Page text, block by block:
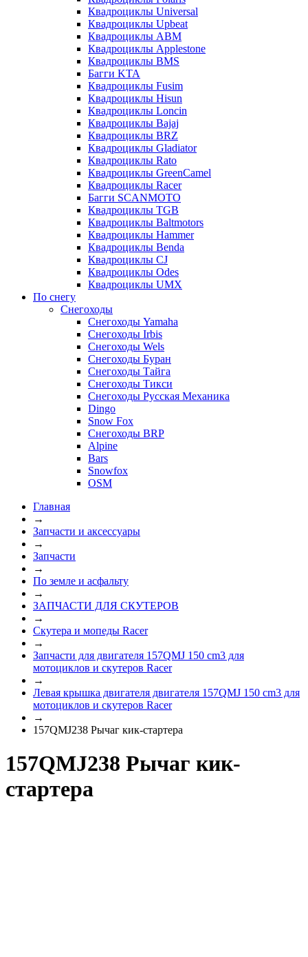
Квадроциклы Universal
Квадроциклы Upbeat
Квадроциклы ABM
Квадроциклы Applestone
Квадроциклы BMS
Багги KTA
Квадроциклы Fusim
Квадроциклы Hisun
Квадроциклы Loncin
Квадроциклы Bajaj
Квадроциклы BRZ
Квадроциклы Gladiator
Квадроциклы Rato
Квадроциклы GreenCamel
Квадроциклы Racer
Багги SCANMOTO
Квадроциклы TGB
Квадроциклы Baltmotors
Квадроциклы Hammer
Квадроциклы Benda
Квадроциклы CJ
Квадроциклы Odes
Квадроциклы UMX
По снегу
Снегоходы
Снегоходы Yamaha
Снегоходы Irbis
Снегоходы Wels
Снегоходы Буран
Снегоходы Тайга
Снегоходы Тикси
Снегоходы Русская Механика
Dingo
Snow Fox
Снегоходы BRP
Alpine
Bars
Snowfox
OSM
Главная
→
Запчасти и аксессуары
→
Запчасти
→
По земле и асфальту
→
ЗАПЧАСТИ ДЛЯ СКУТЕРОВ
→
Скутера и мопеды Racer
→
Запчасти для двигателя 157QMJ 150 cm3 для
мотоциклов и скутеров Racer
→
Левая крышка двигателя двигателя 157QMJ 150 cm3 для
мотоциклов и скутеров Racer
→
157QMJ238 Рычаг кик-стартера
157QMJ238 Рычаг кик-
стартера